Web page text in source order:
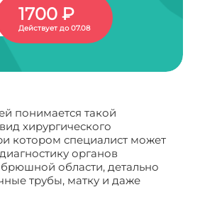
1700 ₽
Действует до 07.08
понимается такой
хирургического
котором специалист может
органов
области, детально
трубы, матку и даже